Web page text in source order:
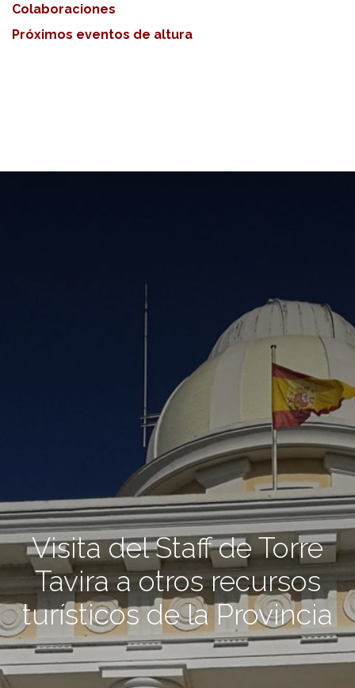
Colaboraciones
Próximos eventos de altura
Visita del Staff de Torre
Tavira a otros recursos
turísticos de la Provincia